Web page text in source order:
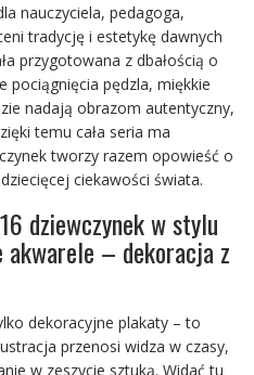
nauczyciela, pedagoga,
tradycję i estetykę dawnych
przygotowana z dbałością o
pociągnięcia pędzla, miękkie
nadają obrazom autentyczny,
temu cała seria ma
tworzy razem opowieść o
ciekawości świata.
dziewczynek w stylu
– dekoracja z
dekoracyjne plakaty – to
przenosi widza w czasy,
w zeszycie sztuką. Widać tu